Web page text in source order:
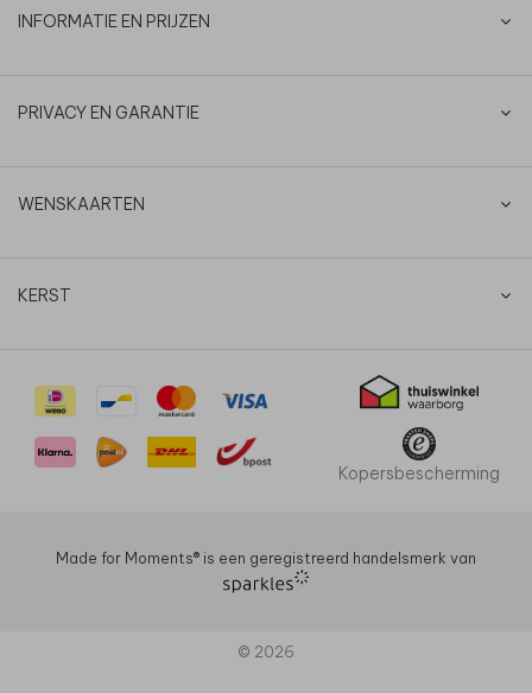
INFORMATIE EN PRIJZEN
PRIVACY EN GARANTIE
WENSKAARTEN
KERST
Kopersbescherming
Made for Moments®️ is een geregistreerd handelsmerk van
© 2026